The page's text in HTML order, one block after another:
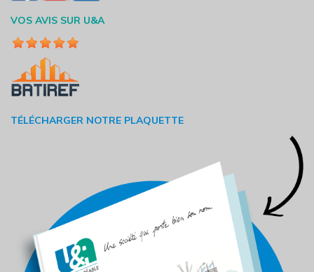
VOS AVIS SUR U&A
TÉLÉCHARGER NOTRE PLAQUETTE